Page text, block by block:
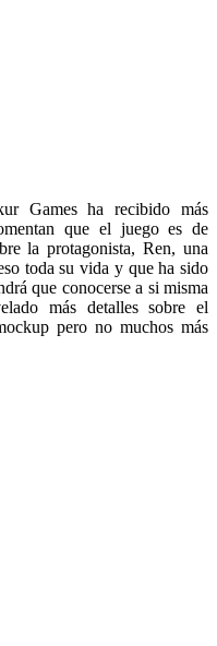
Games ha recibido más
que el juego es de
la protagonista, Ren, una
toda su vida y que ha sido
que conocerse a si misma
más detalles sobre el
pero no muchos más